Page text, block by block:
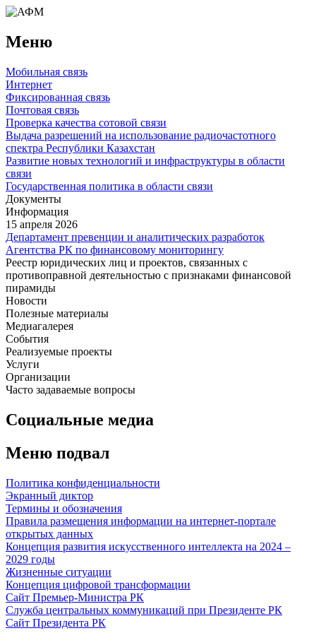
Меню
Мобильная связь
Интернет
Фиксированная связь
Почтовая связь
Проверка качества сотовой связи
Выдача разрешений на использование радиочастотного
спектра Республики Казахстан
Развитие новых технологий и инфраструктуры в области
связи
Государственная политика в области связи
Документы
Информация
15 апреля 2026
Департамент превенции и аналитических разработок
Агентства РК по финансовому мониторингу
Реестр юридических лиц и проектов, связанных с
противоправной деятельностью с признаками финансовой
пирамиды
Новости
Полезные материалы
Медиагалерея
События
Реализуемые проекты
Услуги
Организации
Часто задаваемые вопросы
Социальные медиа
Меню подвал
Политика конфиденциальности
Экранный диктор
Термины и обозначения
Правила размещения информации на интернет-портале
открытых данных
Концепция развития искусственного интеллекта на 2024 –
2029 годы
Жизненные ситуации
Концепция цифровой трансформации
Сайт Премьер-Министра РК
Служба центральных коммуникаций при Президенте РК
Сайт Президента РК